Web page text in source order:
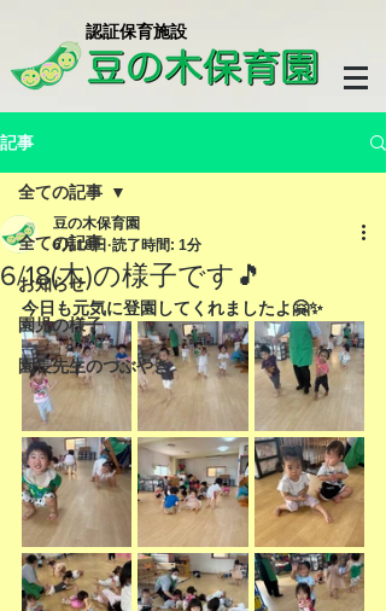
​認証保育施設
記事
全ての記事
お知らせ
園児の様子
園長先生のつぶやき
全ての記事
6/18(木)の様子です🎵
豆の木保育園
6月18日 読了時間: 1分
今日も元気に登園してくれましたよ🤗✨